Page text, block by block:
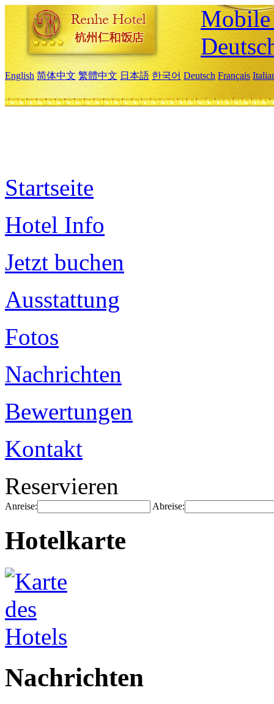
English 简体中文 繁體中文 日本語 한국어 Deutsch Français
Startseite
Hotel Info
Jetzt buchen
Ausstattung
Fotos
Nachrichten
Bewertungen
Kontakt
Reservieren
Anreise: Abreise:
Hotelkarte
Nachrichten